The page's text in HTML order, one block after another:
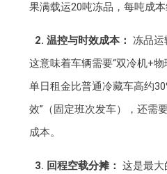
果满载运20吨冻品，每吨成本
2. 温控与时效成本： 冻品运
这意味着车辆需要“双冷机+
单日租金比普通冷藏车高约
效”（固定班次发车），还需
成本。
3. 回程空载分摊： 这是最大